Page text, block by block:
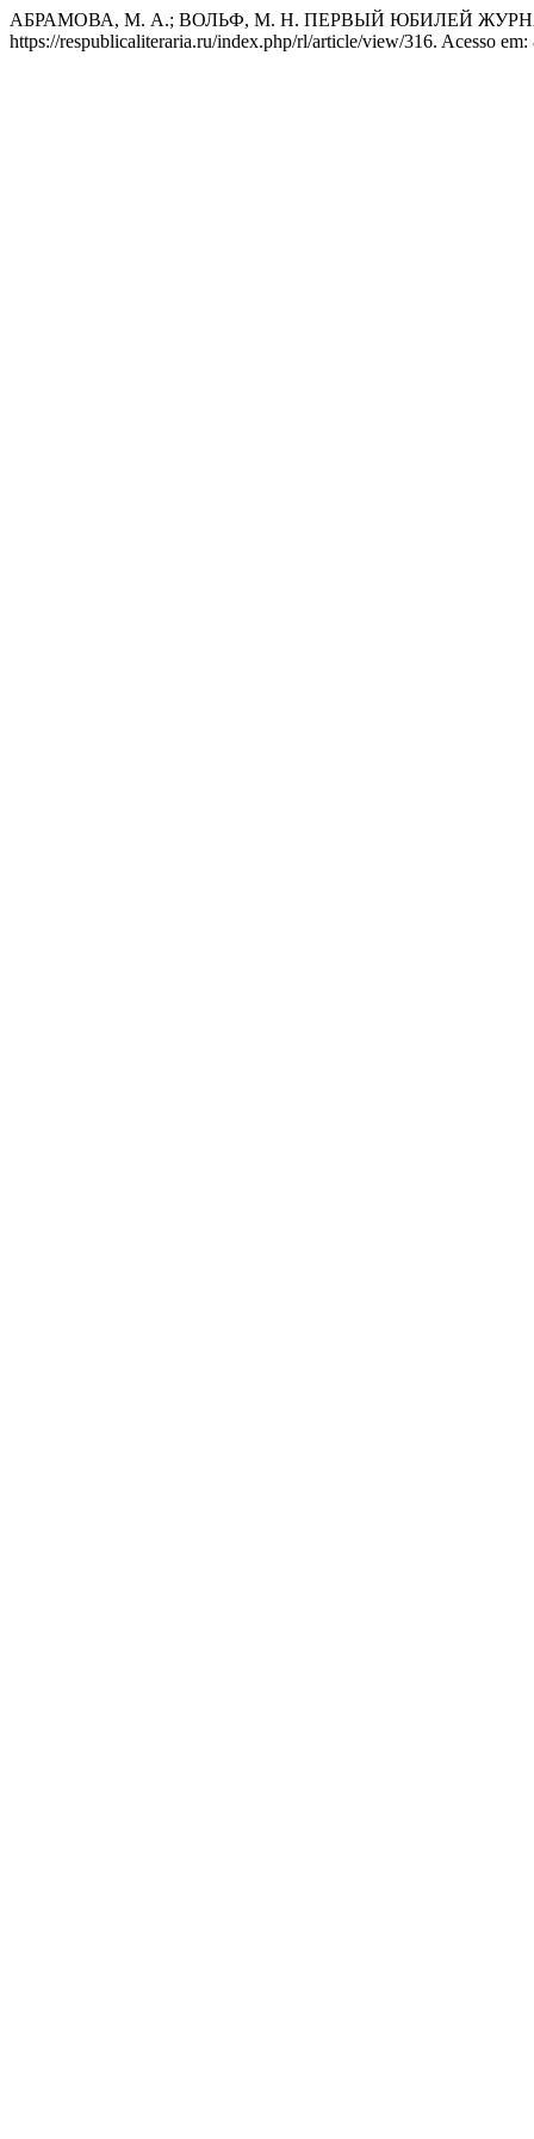
АБРАМОВА, М. А.; ВОЛЬФ, М. Н. ПЕРВЫЙ ЮБИЛЕЙ
https://respublicaliteraria.ru/index.php/rl/article/view/316. Acesso em: